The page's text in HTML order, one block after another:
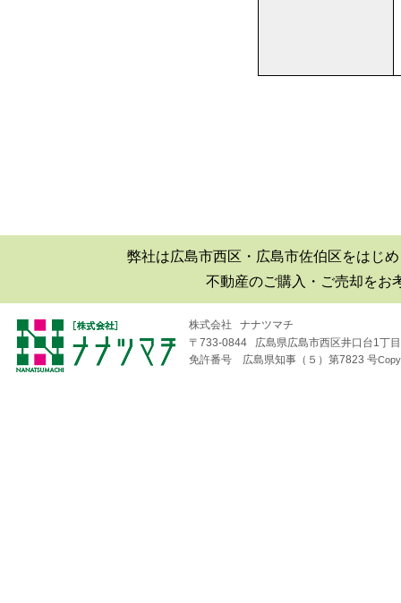
弊社は広島市西区・広島市佐伯区をはじ
不動産のご購入・ご売却をお
株式会社 ナナツマチ
〒733-0844 広島県広島市西区井口台1丁
免許番号 広島県知事（５）第7823 号